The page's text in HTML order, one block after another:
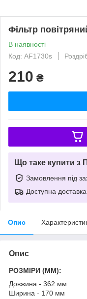
Фільтр
В наявності
Код: AF1730s
210 ₴
Що таке купити з
Замовлення під
Доступна доставка
Опис
Опис
РОЗМІРИ (MM):
Довжина - 362 мм
Ширина - 170 мм